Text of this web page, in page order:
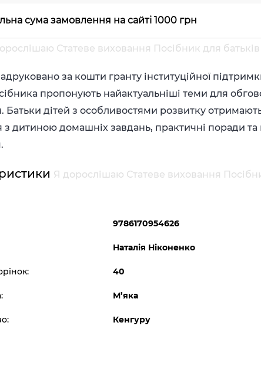
сума замовлення на сайті 1000 грн
Статеве виховання Посібник для
за кошти гранту інституційної
пропонують найактуальніші теми для
Батьки дітей з особливостями розвитку отримають
дитиною домашніх завдань, практичні поради та
Я дорослішаю Статеве виховання
9786170954626
Наталія Ніконенко
40
М’яка
Кенгуру